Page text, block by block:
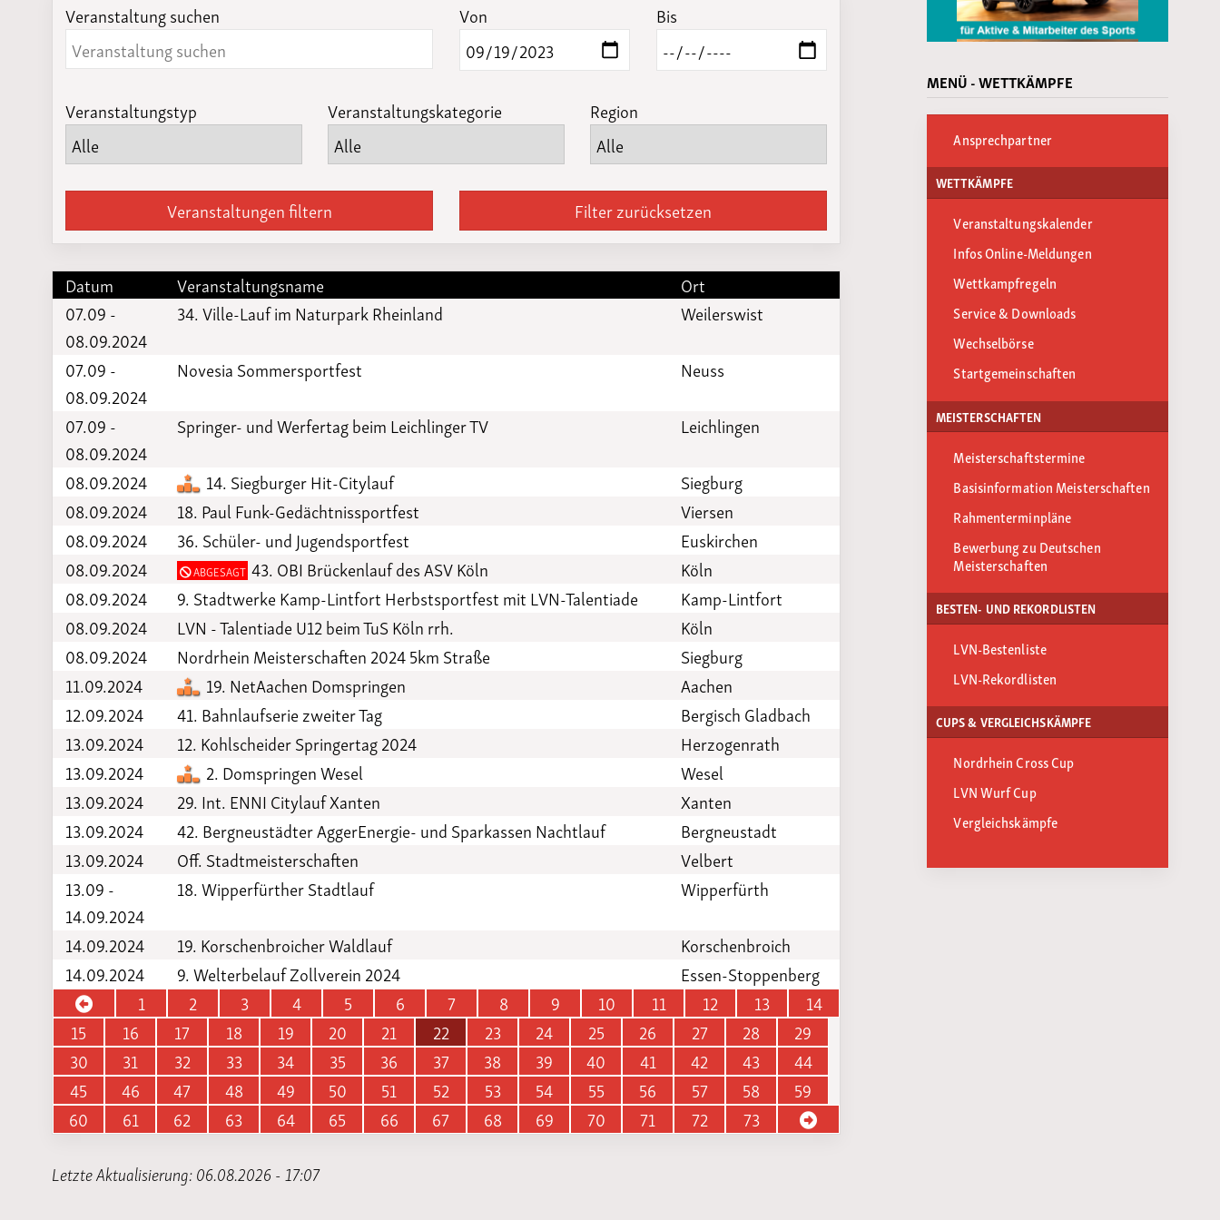
LSB-
Schutzkonzeptgenerator
Laufveranstaltertagungen
2023
Veranstaltung suchen Von Bis
Veranstaltungstyp Veranstaltungskategorie Region
Veranstaltungen filtern Filter zurücksetzen
Datum Veranstaltungsname
Ort
07.09 -
08.09.2024
34. Ville-Lauf im Naturpark Rheinland
Weilerswist
07.09 -
08.09.2024
Novesia Sommersportfest
Neuss
07.09 -
08.09.2024
Springer- und Werfertag beim Leichlinger TV
Leichlingen
08.09.2024
14. Siegburger Hit-Citylauf
Siegburg
08.09.2024
18. Paul Funk-Gedächtnissportfest
Viersen
08.09.2024
36. Schüler- und Jugendsportfest
Euskirchen
08.09.2024
ABGESAGT 43. OBI Brückenlauf des ASV Köln
Köln
08.09.2024
9. Stadtwerke Kamp-Lintfort Herbstsportfest mit LVN-Talentiade
Kamp-Lintfort
08.09.2024
LVN - Talentiade U12 beim TuS Köln rrh.
Köln
08.09.2024
Nordrhein Meisterschaften 2024 5km Straße
Siegburg
11.09.2024
19. NetAachen Domspringen
Aachen
12.09.2024
41. Bahnlaufserie zweiter Tag
Bergisch Gladbach
13.09.2024
12. Kohlscheider Springertag 2024
Herzogenrath
13.09.2024
2. Domspringen Wesel
Wesel
13.09.2024
29. Int. ENNI Citylauf Xanten
Xanten
13.09.2024
42. Bergneustädter AggerEnergie- und Sparkassen Nachtlauf
Bergneustadt
13.09.2024
Off. Stadtmeisterschaften
Velbert
13.09 -
14.09.2024
18. Wipperfürther Stadtlauf
Wipperfürth
14.09.2024
19. Korschenbroicher Waldlauf
Korschenbroich
14.09.2024
9. Welterbelauf Zollverein 2024
Essen-Stoppenberg
1
2 3 4 5 6 7 8 9 10 11 12 13
14
15
16 17 18 19 20 21 22 23 24 25 26 27 28
29
30
31 32 33 34 35 36 37 38 39 40 41 42 43
44
45
46 47 48 49 50 51 52 53 54 55 56 57 58
59
60
61 62 63 64 65 66 67 68 69 70 71 72
73
Letzte Aktualisierung: 06.08.2026 - 17:07
MENÜ - WETTKÄMPFE
Ansprechpartner
WETTKÄMPFE
Veranstaltungskalender
Infos Online-Meldungen
Wettkampfregeln
Service & Downloads
Wechselbörse
Startgemeinschaften
MEISTERSCHAFTEN
Meisterschaftstermine
Basisinformation Meisterschaften
Rahmenterminpläne
Bewerbung zu Deutschen
Meisterschaften
BESTEN- UND REKORDLISTEN
LVN-Bestenliste
LVN-Rekordlisten
CUPS & VERGLEICHSKÄMPFE
Nordrhein Cross Cup
LVN Wurf Cup
Vergleichskämpfe